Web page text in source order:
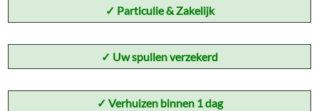
✓ Particulie & Zakelijk
✓ Uw spullen verzekerd
✓ Verhuizen binnen 1 dag